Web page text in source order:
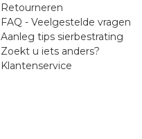
Retourneren
FAQ - Veelgestelde vragen
Aanleg tips sierbestrating
Zoekt u iets anders?
Klantenservice